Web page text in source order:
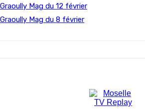
Graoully Mag du 12 février
Graoully Mag du 8 février